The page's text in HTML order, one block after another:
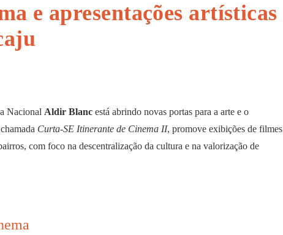
e apresentações artísticas
Nacional Aldir Blanc está abrindo novas portas para a arte e o
Curta-SE Itinerante de Cinema II, promove exibições de filmes
com foco na descentralização da cultura e na valorização de